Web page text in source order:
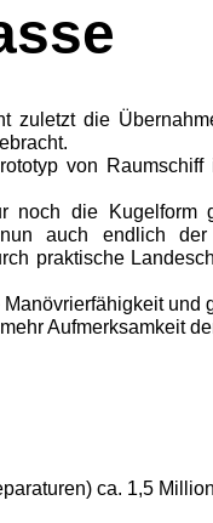
zuletzt die
von Raumschiff
noch die Kugelform
auch endlich
praktische
und
Aufmerksamkeit
ca. 1,5